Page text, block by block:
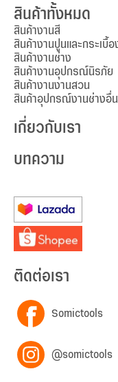
สินค้าทั้งหมด
สินค้างานสี
สินค้างานปูนและกระเบื้
สินค้างานช่าง
สินค้างานอุปกรณ์นิรภัย
สินค้างานงานสวน
สินค้าอุปกรณ์งานช่างอื่
เกี่ยวกับเรา
บทความ
ติดต่อเรา
Somictools
@somictools